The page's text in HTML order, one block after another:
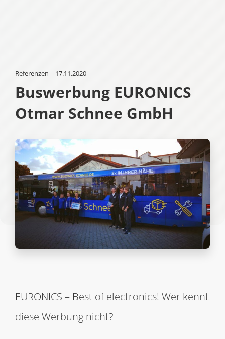
Referenzen | 17.11.2020
Buswerbung EURONICS
Otmar Schnee GmbH
EURONICS – Best of electronics! Wer kennt
diese Werbung nicht?